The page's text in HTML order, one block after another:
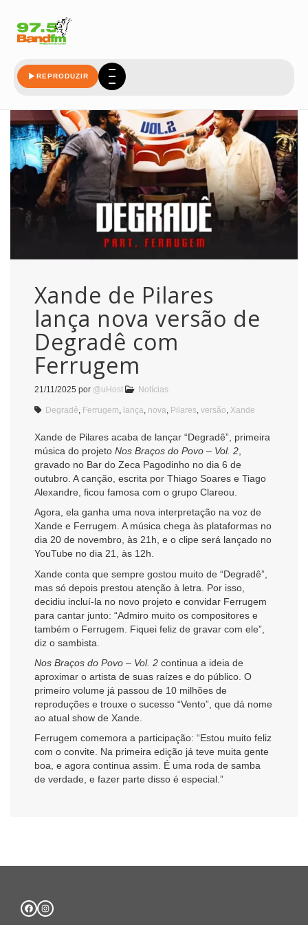
REPRODUZIR
Xande de Pilares
lança nova versão de
Degradê com
Ferrugem
21/11/2025 por @uHost Notícias
Degradê Ferrugem lança nova Pilares versão Xande
Xande de Pilares acaba de lançar “Degradê”, primeira
música do projeto Nos Braços do Povo – Vol. 2
gravado no Bar do Zeca Pagodinho no dia 6 de
outubro. A canção, escrita por Thiago Soares e Tiago
Alexandre, ficou famosa com o grupo Clareou.
Agora, ela ganha uma nova interpretação na voz de
Xande e Ferrugem. A música chega às plataformas no
dia 20 de novembro, às 21h, e o clipe será lançado no
YouTube no dia 21, às 12h.
Xande conta que sempre gostou muito de “Degradê”,
mas só depois prestou atenção à letra. Por isso,
decidiu incluí-la no novo projeto e convidar Ferrugem
para cantar junto: “Admiro muito os compositores e
também o Ferrugem. Fiquei feliz de gravar com ele”,
diz o sambista.
Nos Braços do Povo – Vol. 2 continua a ideia de
aproximar o artista de suas raízes e do público. O
primeiro volume já passou de 10 milhões de
reproduções e trouxe o sucesso “Vento”, que dá nome
ao atual show de Xande.
Ferrugem comemora a participação: “Estou muito feliz
com o convite. Na primeira edição já teve muita gente
boa, e agora continua assim. É uma roda de samba
de verdade, e fazer parte disso é especial.”